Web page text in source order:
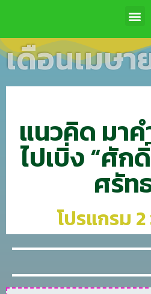
เดือนเมษา
แนวคิด มา
ไปเบิ่ง “ศั
ศรัท
โปรแกรม